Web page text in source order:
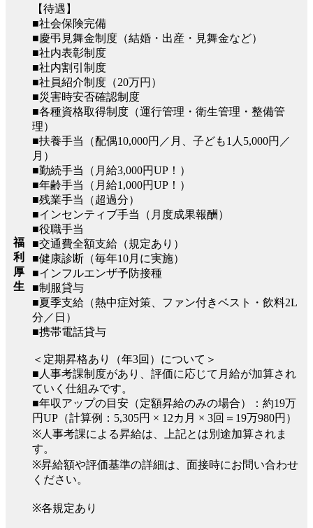
福
利
厚
生
【待遇】
■社会保険完備
■慶弔見舞金制度（結婚・出産・見舞金など）
■社内表彰制度
■社内割引制度
■社員紹介制度（20万円）
■災害時安否確認制度
■各種資格取得制度（運行管理・衛生管理・整備管
理）
■扶養手当（配偶10,000円／月、子ども1人5,000円／
月）
■勤続手当（月給3,000円UP！）
■年齢手当（月給1,000円UP！）
■残業手当（超過分）
■インセンティブ手当（月度成果報酬）
■役職手当
■交通費全額支給（規定あり）
■健康診断（毎年10月に実施）
■インフルエンザ予防接種
■制服貸与
■夏季支給（熱中症対策、ファン付きベスト・飲料2L
分／日）
■携帯電話貸与
＜定期昇格あり（年3回）について＞
■人事考課制度があり、評価に応じて月給が加算され
ていく仕組みです。
■年収アップの目安（定額昇給のみの場合）：約19万
円UP（計算例：5,305円 × 12カ月 × 3回＝19万980円）
※人事考課による昇給は、上記とは別途加算されま
す。
※昇給額や評価基準の詳細は、面接時にお問い合わせ
ください。
※各規定あり